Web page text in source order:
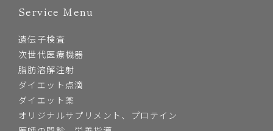
Service Menu
遺伝子検査
次世代医療機器
脂肪溶解注射
ダイエット点滴
ダイエット薬
オリジナルサプリメント、プロテイン